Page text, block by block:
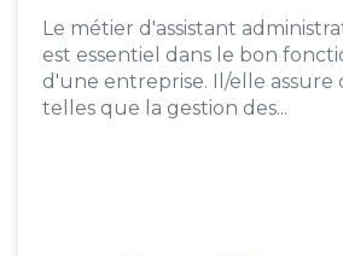
Le métier d'assistant
est essentiel dans le bon
d'une entreprise. Il/elle assure
telles que la gestion des...